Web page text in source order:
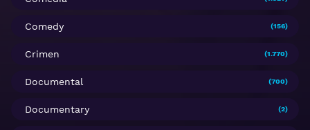
Comedy (156)
Crimen (1.770)
Documental (700)
Documentary (2)